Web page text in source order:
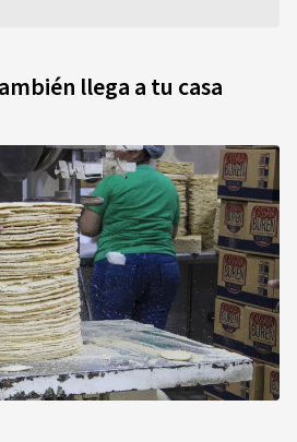
llega a tu casa